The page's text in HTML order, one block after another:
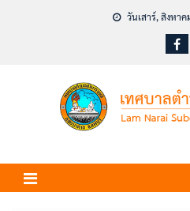
วันเสาร์, สิงหา